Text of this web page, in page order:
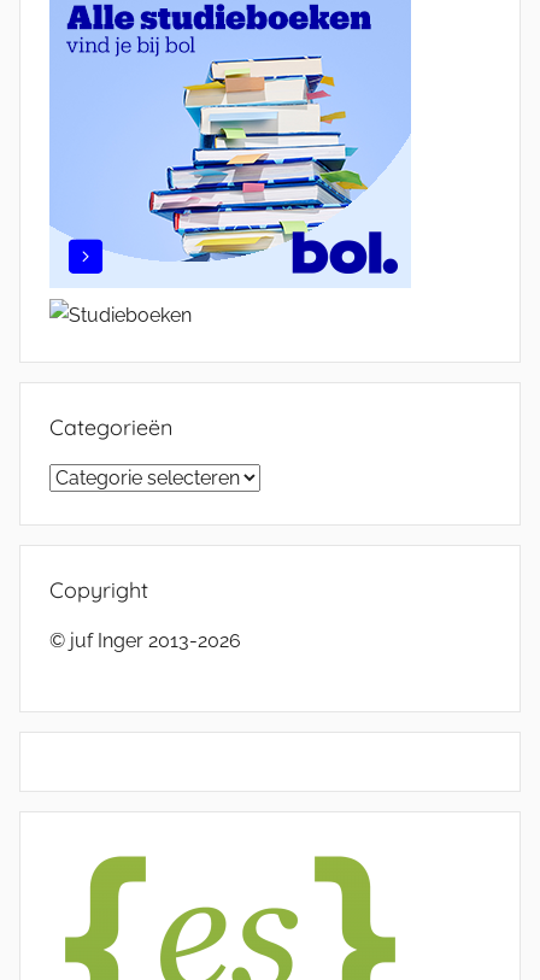
Categorieën
Categorieën
Copyright
© juf Inger 2013-2026